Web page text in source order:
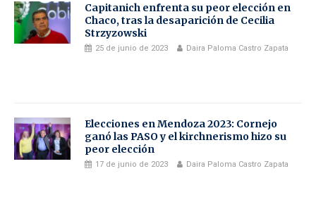
Capitanich enfrenta su peor elección en
Chaco, tras la desaparición de Cecilia
Strzyzowski
25 de junio de 2023 Daira Paloma Castro Zapata
Elecciones en Mendoza 2023: Cornejo
ganó las PASO y el kirchnerismo hizo su
peor elección
17 de junio de 2023 Daira Paloma Castro Zapata